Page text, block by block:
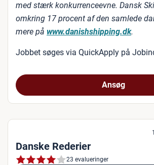
med stærk konkurrenceevne. Dansk
omkring 17 procent af den samlede
mere på www.danishshipping.dk.
Jobbet søges via QuickApply på
Ansøg
Danske Rederier
23 evalueringer